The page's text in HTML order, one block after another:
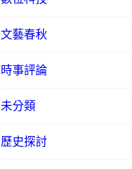
文藝春秋
時事評論
未分類
歷史探討